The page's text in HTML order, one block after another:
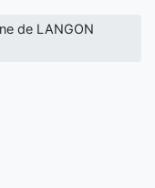
de LANGON